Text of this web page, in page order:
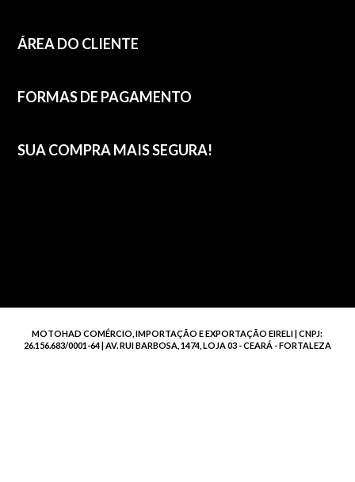
ÁREA DO CLIENTE
FORMAS DE PAGAMENTO
SUA COMPRA MAIS SEGURA!
MOTOHAD COMÉRCIO, IMPORTAÇÃO E EXPORTAÇÃO EIRELI | CNPJ:
26.156.683/0001-64 | AV. RUI BARBOSA, 1474, LOJA 03 - CEARÁ - FORTALEZA